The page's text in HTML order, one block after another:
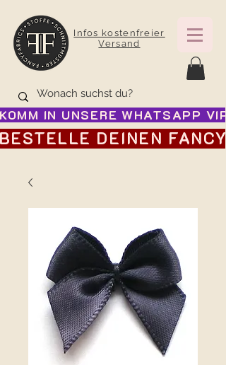
Infos kostenfreier
Versand
KOMM IN UNSERE WHATSAPP
BESTELLE DEINEN